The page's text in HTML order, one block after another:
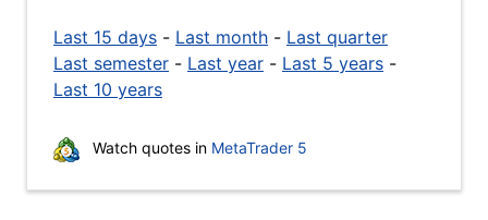
Last 15 days - Last month - Last quarter
Last semester - Last year - Last 5 years -
Last 10 years
Watch quotes in MetaTrader 5